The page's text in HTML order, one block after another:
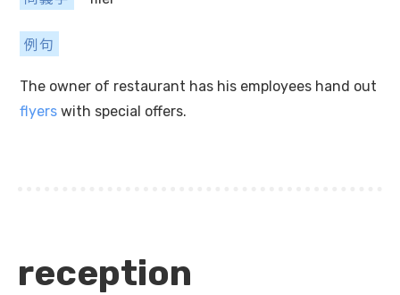
例句
The owner of restaurant has his employees hand out
flyers with special offers.
reception